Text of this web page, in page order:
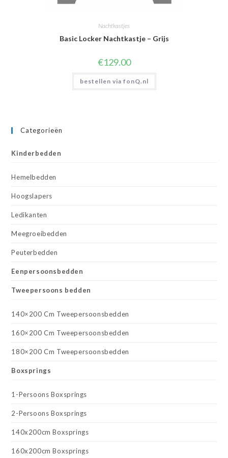
Nachtkastjes
Basic Locker Nachtkastje – Grijs
€129.00
bestellen via fonQ.nl
Categorieën
Kinderbedden
Hemelbedden
Hoogslapers
Ledikanten
Meegroeibedden
Peuterbedden
Eenpersoonsbedden
Tweepersoons bedden
140×200 Cm Tweepersoonsbedden
160×200 Cm Tweepersoonsbedden
180×200 Cm Tweepersoonsbedden
Boxsprings
1-Persoons Boxsprings
2-Persoons Boxsprings
140x200cm Boxsprings
160x200cm Boxsprings